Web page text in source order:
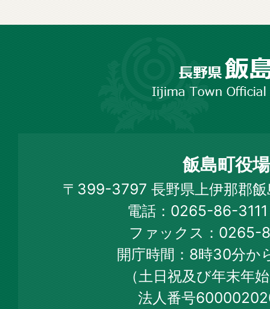
Town
Official
Web
Site
飯島町役場
〒399-3797 長野県上伊那郡
電話：0265-86-
ファックス：0265-
開庁時間：8時30分か
（土日祝及び年末年
法人番号